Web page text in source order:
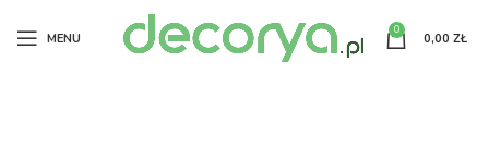
MENU
0
0,00 ZŁ